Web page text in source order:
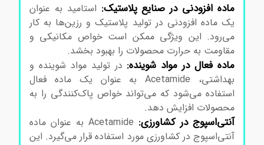
ماده افزودنی در صنایع پلاستیک:استامید به عنوان
یک ماده افزودنی در تولید پلاستیک و رزین‌ها به کار
می‌رود. این ویژگی ممکن است خواص مکانیکی و
مقاومت به حرارت محصولات را بهبود بخشد.
ماده فعال در مواد شوینده:در تولید مواد شوینده و
بهداشتی، Acetamide به عنوان یک ماده فعال
استفاده می‌شود که می‌تواند خواص پاک‌کنندگی را به
محصولات افزایش دهد.
آنتی‌اسپوج در کشاورزی:
Acetamide به عنوان ماده
آنتی‌اسپوج در کشاورزی مورد استفاده قرار می‌گیرد. این